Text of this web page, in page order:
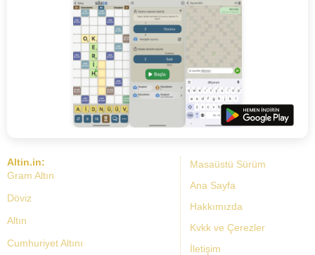
Masaüstü Sürüm
Ana Sayfa
Hakkımızda
Kvkk ve Çerezler
İletişim
Altin.in:
Gram Altın
Döviz
Altın
Cumhuriyet Altını